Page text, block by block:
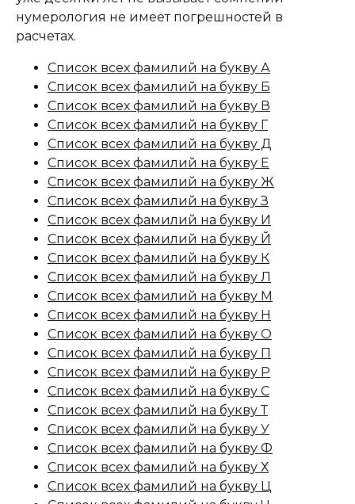
нумерология не имеет погрешностей в
расчетах.
Список всех фамилий на букву А
Список всех фамилий на букву Б
Список всех фамилий на букву В
Список всех фамилий на букву Г
Список всех фамилий на букву Д
Список всех фамилий на букву Е
Список всех фамилий на букву Ж
Список всех фамилий на букву З
Список всех фамилий на букву И
Список всех фамилий на букву Й
Список всех фамилий на букву К
Список всех фамилий на букву Л
Список всех фамилий на букву М
Список всех фамилий на букву Н
Список всех фамилий на букву О
Список всех фамилий на букву П
Список всех фамилий на букву Р
Список всех фамилий на букву С
Список всех фамилий на букву Т
Список всех фамилий на букву У
Список всех фамилий на букву Ф
Список всех фамилий на букву Х
Список всех фамилий на букву Ц